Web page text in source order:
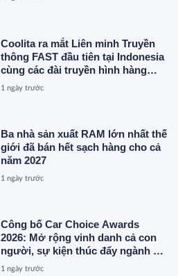
Coolita ra mắt Liên minh Truyền
thông FAST đầu tiên tại Indonesia
cùng các đài truyền hình hàng
đầu
1 ngày trước
Ba nhà sản xuất RAM lớn nhất thế
giới đã bán hết sạch hàng cho cả
năm 2027
1 ngày trước
Công bố Car Choice Awards
2026: Mở rộng vinh danh cả con
người, sự kiện thúc đẩy ngành xe
Việt Nam
1 ngày trước